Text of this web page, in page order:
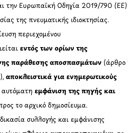
την Ευρωπαϊκή Οδηγία 2019/790 (ΕΕ)
της πνευματικής ιδιοκτησίας.
περιεχομένου
εντός των ορίων της
παράθεσης αποσπασμάτων (άρθρο
αποκλειστικά για ενημερωτικούς
αυτόματηεμφάνιση της πηγής και
το αρχικό δημοσίευμα.
συλλογής και εμφάνισης